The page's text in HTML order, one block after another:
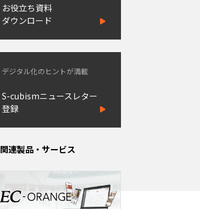
お役立ち資料
ダウンロード
デジタル化のヒントが満載
S-cubismニュースレター
登録
関連製品・サービス